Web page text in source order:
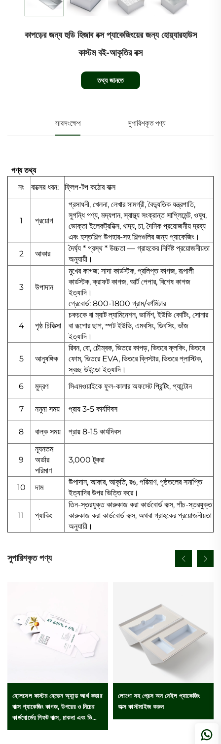
কাপড়ের জন্য হুডি হিজাব বক্স প্যাকেজিংয়ের জন্য হোয়্যারহাউস
কাস্টম বই-আকৃতির বক্স
তথ্য জানতে
সারসংক্ষেপ সুপারিশকৃত পণ্য
পণ্য তথ্য
নং
বাক্সের ধরন: ফ্লিপ-টপ কঠোর বাক্স
1 প্রয়োগ
প্রসাধনী, খেলনা, লেখার সামগ্রী, বৈদ্যুতিক যন্ত্রপাতি,
সুগন্ধি পণ্য, মদ্যপান, স্বাস্থ্য সংক্রান্ত সাপ্লিমেন্ট, ওষুধ,
ভোক্তা ইলেকট্রনিক্স, খাদ্য, চা, দৈনিক প্রয়োজনীয় দ্রব্য
এবং হস্তশিল্প উপহার-সহ শিল্পগুলির জন্য প্যাকেজিং।
2
আকার
দৈর্ঘ্য * প্রস্থ * উচ্চতা — গ্রাহকের নির্দিষ্ট প্রয়োজনীয়তা
অনুযায়ী।
3 উপাদান
মুখের কাগজ: সাদা কার্ডস্টক, প্রলিপ্ত কাগজ, রূপালী
কার্ডস্টক, ক্রাফট কাগজ, আর্ট পেপার, বিশেষ কাগজ
ইত্যাদি।
গ্রেবোর্ড: 800-1800 গ্রাম/বর্গমিটার
4 পৃষ্ঠ চিকিত্সা
চকচকে বা ম্যাট ল্যামিনেশন, ভার্নিশ, ইউভি কোটিং, সোনার
বা রূপোর ছাপ, স্পট ইউভি, এমবসিং, ডিবসিং, ভাঁজ
ইত্যাদি।
5 আনুষঙ্গিক
রিবন, বো, চৌম্বক, ভিতরে কাপড়, ভিতরে ফ্লকিং, ভিতরে
ফোম, ভিতরে EVA, ভিতরে ব্লিস্টার, ভিতরে প্লাস্টিক,
স্বচ্ছ উইন্ডো ইত্যাদি।
6
মুদ্রণ সিএমওয়াইকে ফুল-কালার অফসেট প্রিন্টিং, প্যান্টোন
7 নমুনা সময় প্রায় 3-5 কার্যদিবস
8 বাল্ক সময় প্রায় 8-15 কার্যদিবস
9
ন্যূনতম
অর্ডার
পরিমাণ
3,000 টুকরা
10 দাম
উপাদান, আকার, আকৃতি, রঙ, পরিমাণ, পৃষ্ঠতলের সমাপ্তি
ইত্যাদির উপর ভিত্তি করে।
11 প্যাকিং
তিন-স্তরযুক্ত কারুকাজ করা কার্ডবোর্ড বাক্স, পাঁচ-স্তরযুক্ত
কারুকাজ করা কার্ডবোর্ড বাক্স, অথবা গ্রাহকের প্রয়োজনীয়তা
অনুযায়ী।
সুপারিশকৃত পণ্য
হোলসেল কাস্টম হেভেন অ্যান্ড আর্থ কভার
বাক্স প্যাকেজিং কাগজ, উপরের ও নিচের
কার্ডবোর্ডের গিফট বাক্স, ঢাকনা এবং ভিত্তির
লোগো সহ প্রেস অন নেইল প্যাকেজিং
বাক্স কাস্টমাইজ করুন